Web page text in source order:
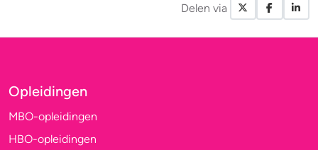
Delen via X /
Opleidingen
MBO-opleidingen
HBO-opleidingen